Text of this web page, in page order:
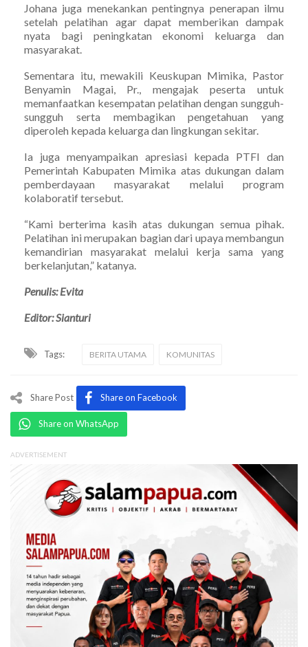
Johana juga menekankan pentingnya penerapan ilmu
setelah pelatihan agar dapat memberikan dampak
nyata bagi peningkatan ekonomi keluarga dan
masyarakat.
Sementara itu, mewakili Keuskupan Mimika, Pastor
Benyamin Magai, Pr., mengajak peserta untuk
memanfaatkan kesempatan pelatihan dengan sungguh-
sungguh serta membagikan pengetahuan yang
diperoleh kepada keluarga dan lingkungan sekitar.
Ia juga menyampaikan apresiasi kepada PTFI dan
Pemerintah Kabupaten Mimika atas dukungan dalam
pemberdayaan masyarakat melalui program
kolaboratif tersebut.
“Kami berterima kasih atas dukungan semua pihak.
Pelatihan ini merupakan bagian dari upaya membangun
kemandirian masyarakat melalui kerja sama yang
berkelanjutan,” katanya.
Penulis: Evita
Editor: Sianturi
Tags: BERITA UTAMA KOMUNITAS
Share Post Share on Facebook
Share on WhatsApp
ADVERTISEMENT